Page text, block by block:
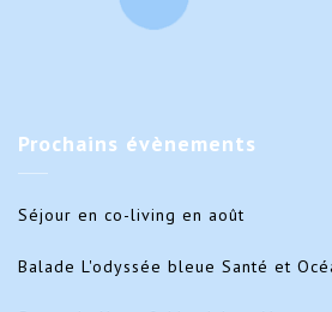
Prochains évènements
Séjour en co-living en août
Balade L'odyssée bleue Santé et